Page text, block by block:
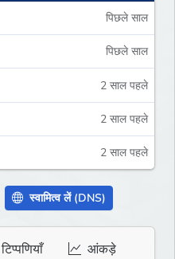
पिछले साल
पिछले साल
2 साल पहले
2 साल पहले
2 साल पहले
स्वामित्व लें (DNS)
टिप्पणियाँ आंकड़े